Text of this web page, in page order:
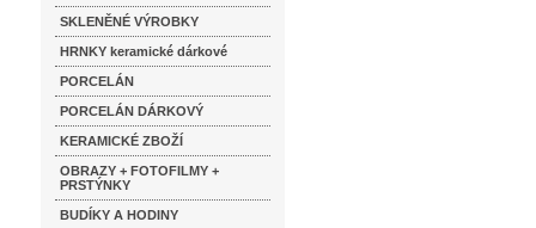
SKLENĚNÉ VÝROBKY
HRNKY keramické dárkové
PORCELÁN
PORCELÁN DÁRKOVÝ
KERAMICKÉ ZBOŽÍ
OBRAZY + FOTOFILMY +
PRSTÝNKY
BUDÍKY A HODINY